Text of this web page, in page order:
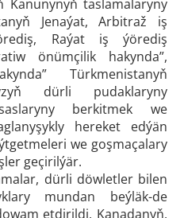
Kanunynyň taslamalaryny
Jenaýat, Arbitraž iş
Raýat iş ýörediş
önümçilik hakynda”,
Türkmenistanyň
dürli pudaklaryny
berkitmek we
hereket edýän
we goşmaçalary
geçirilýär.
dürli döwletler bilen
mundan beýläk-de
etdirildi. Kanadanyň,